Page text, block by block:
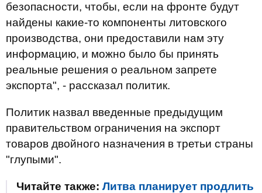
безопасности, чтобы, если на фронте будут
найдены какие-то компоненты литовского
производства, они предоставили нам эту
информацию, и можно было бы принять
реальные решения о реальном запрете
экспорта", - рассказал политик.
Политик назвал введенные предыдущим
правительством ограничения на экспорт
товаров двойного назначения в третьи страны
"глупыми".
Читайте также: Литва планирует продлить